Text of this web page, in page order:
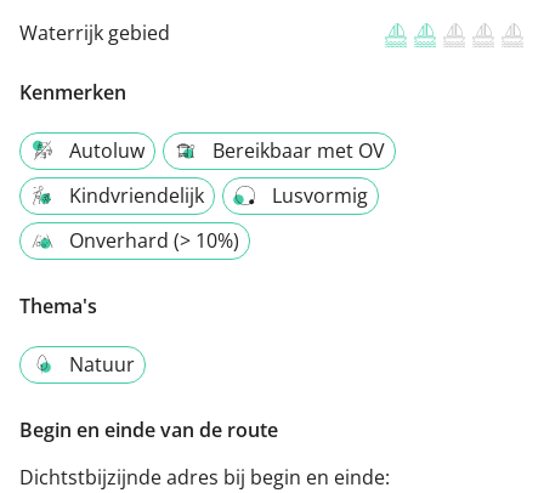
Waterrijk gebied
Kenmerken
Autoluw
Bereikbaar met OV
Kindvriendelijk
Lusvormig
Onverhard (> 10%)
Thema's
Natuur
Begin en einde van de route
Dichtstbijzijnde adres bij begin en einde: